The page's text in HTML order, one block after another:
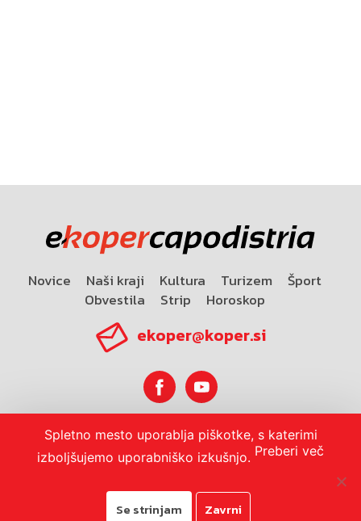
Novice Naši kraji Kultura Turizem
Šport
Obvestila
Strip Horoskop
ekoper@koper.si
Horoskop
Spletno mesto uporablja piškotke, s katerimi
izboljšujemo uporabniško izkušnjo. Preberi več
Se strinjam Zavrni